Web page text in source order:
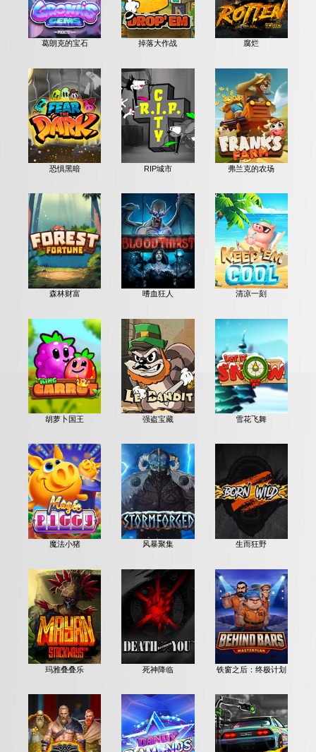
葛朗克的宝石 掉落大作战 腐烂
恐惧黑暗 RIP城市 弗兰克的农场
森林财富 嗜血狂人 清凉一刻
胡萝卜国王 强盗宝藏 雪花飞舞
魔法小猪 风暴聚集 生而狂野
玛雅叠叠乐 死神降临 铁窗之后：终极计划